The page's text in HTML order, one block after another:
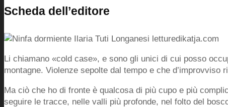
Scheda dell’editore
Li chiamano «cold case», e sono gli unici di cui posso
montagne. Violenze sepolte dal tempo e che
Ma ciò che ho di fronte è qualcosa di più cupo e più
seguire le tracce, nelle valli più profonde, nel folto del